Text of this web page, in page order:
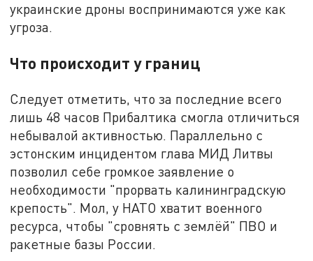
украинские дроны воспринимаются уже как
угроза.
Что происходит у границ
Следует отметить, что за последние всего
лишь 48 часов Прибалтика смогла отличиться
небывалой активностью. Параллельно с
эстонским инцидентом глава МИД Литвы
позволил себе громкое заявление о
необходимости "прорвать калининградскую
крепость". Мол, у НАТО хватит военного
ресурса, чтобы "сровнять с землёй" ПВО и
ракетные базы России.